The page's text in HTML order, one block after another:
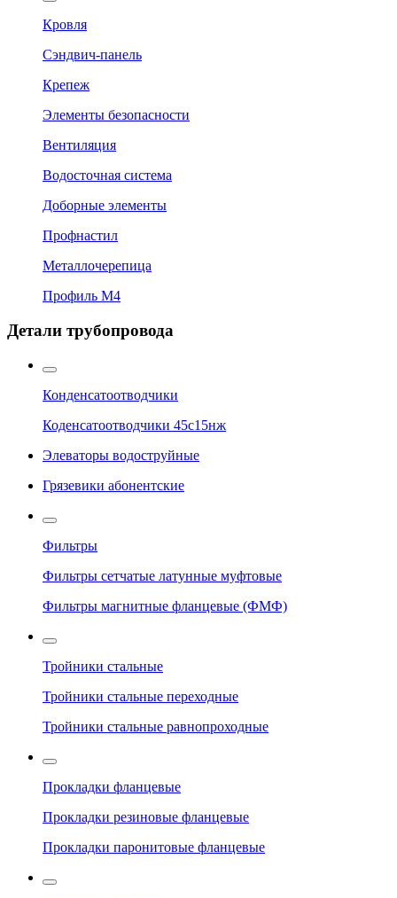
Кровля
Сэндвич-панель
Крепеж
Элементы безопасности
Вентиляция
Водосточная система
Доборные элементы
Профнастил
Металлочерепица
Профиль М4
Детали трубопровода
Конденсатоотводчики
Коденсатоотводчики 45с15нж
Элеваторы водоструйные
Грязевики абонентские
Фильтры
Фильтры сетчатые латунные муфтовые
Фильтры магнитные фланцевые (ФМФ)
Тройники стальные
Тройники стальные переходные
Тройники стальные равнопроходные
Прокладки фланцевые
Прокладки резиновые фланцевые
Прокладки паронитовые фланцевые